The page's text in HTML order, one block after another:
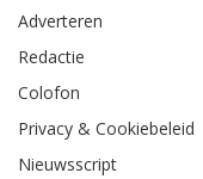
Adverteren
Redactie
Colofon
Privacy & Cookiebeleid
Nieuwsscript